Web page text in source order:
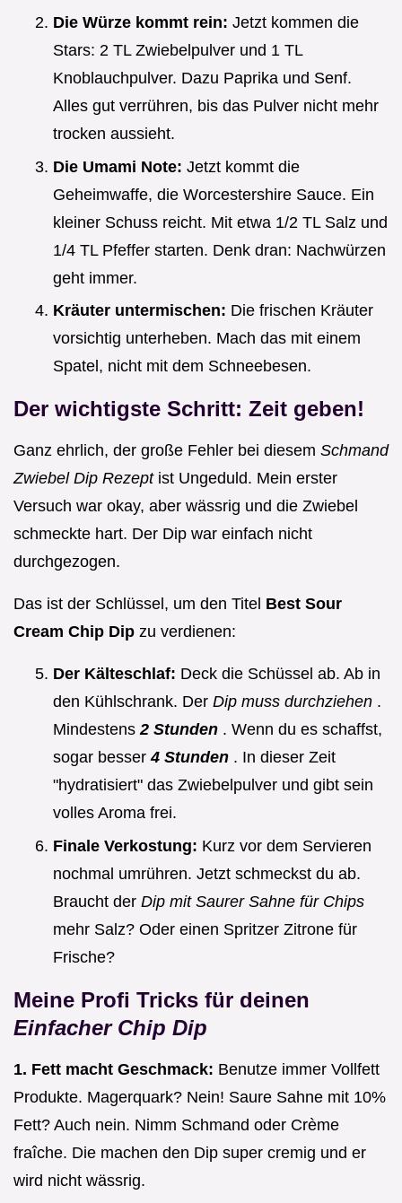
Die Würze kommt rein: Jetzt kommen die
Stars: 2 TL Zwiebelpulver und 1 TL
Knoblauchpulver. Dazu Paprika und Senf.
Alles gut verrühren, bis das Pulver nicht mehr
trocken aussieht.
Die Umami Note: Jetzt kommt die
Geheimwaffe, die Worcestershire Sauce. Ein
kleiner Schuss reicht. Mit etwa 1/2 TL Salz und
1/4 TL Pfeffer starten. Denk dran: Nachwürzen
geht immer.
Kräuter untermischen: Die frischen Kräuter
vorsichtig unterheben. Mach das mit einem
Spatel, nicht mit dem Schneebesen.
Der wichtigste Schritt: Zeit geben!
Ganz ehrlich, der große Fehler bei diesem Schmand
Zwiebel Dip Rezept ist Ungeduld. Mein erster
Versuch war okay, aber wässrig und die Zwiebel
schmeckte hart. Der Dip war einfach nicht
durchgezogen.
Das ist der Schlüssel, um den Titel Best Sour
Cream Chip Dip zu verdienen:
Der Kälteschlaf: Deck die Schüssel ab. Ab in
den Kühlschrank. Der Dip muss durchziehen .
Mindestens2 Stunden . Wenn du es schaffst,
sogar besser4 Stunden . In dieser Zeit
"hydratisiert" das Zwiebelpulver und gibt sein
volles Aroma frei.
Finale Verkostung: Kurz vor dem Servieren
nochmal umrühren. Jetzt schmeckst du ab.
Braucht der Dip mit Saurer Sahne für Chips
mehr Salz? Oder einen Spritzer Zitrone für
Frische?
Meine Profi Tricks für deinen
Einfacher Chip Dip
1. Fett macht Geschmack: Benutze immer Vollfett
Produkte. Magerquark? Nein! Saure Sahne mit 10%
Fett? Auch nein. Nimm Schmand oder Crème
fraîche. Die machen den Dip super cremig und er
wird nicht wässrig.